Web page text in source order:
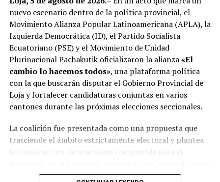
nuevo escenario dentro de la política provincial, el
Movimiento Alianza Popular Latinoamericana (APLA), la
Izquierda Democrática (ID), el Partido Socialista
Ecuatoriano (PSE) y el Movimiento de Unidad
Plurinacional Pachakutik oficializaron la alianza«El
cambio lo hacemos todos», una plataforma política
con la que buscarán disputar el Gobierno Provincial de
Loja y fortalecer candidaturas conjuntas en varios
cantones durante las próximas elecciones seccionales.
La coalición fue presentada como una propuesta que
trasciende el ámbito estrictamente electoral y plantea
la construcción de una visión compartida para el
estratégica, la transparencia en la gestión pública, la